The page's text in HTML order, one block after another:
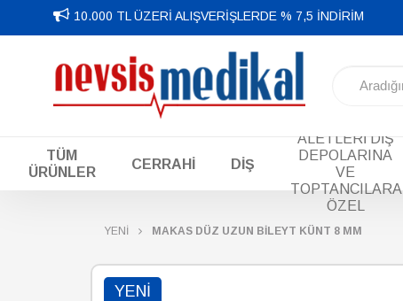
10.000 TL ÜZERİ ALIŞVERİŞLERDE % 7,5 İNDİRİM
TÜM
ÜRÜNLER
CERRAHİ DİŞ
ALETLERİ DİŞ
DEPOLARINA
VE
TOPTANCILARA
ÖZEL
YENİ MAKAS DÜZ UZUN BİLEYT KÜNT 8 MM
YENI